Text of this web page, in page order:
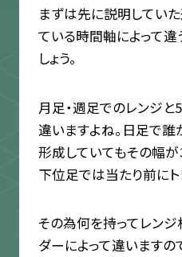
まずは先に説明してい
ている時間軸によって違
しょう。
月足・週足でのレンジ
違いますよね。日足で
形成していてもその幅が
下位足では当たり前にト
その為何を持ってレン
ダーによって違いますの